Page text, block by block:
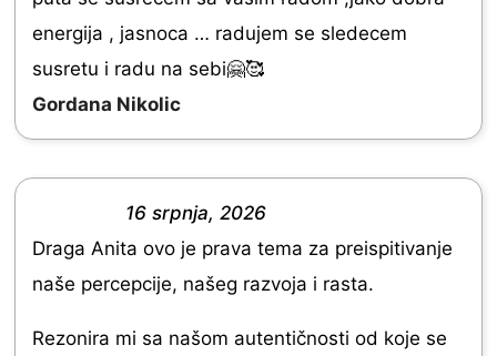
t
o
f
5
e
u
t
o
energija , jasnoca … radujem se sledecem
susretu i radu na sebi🤗🥰
Gordana Nikolic
t
e
16 srpnja, 2026
Draga Anita ovo je prava tema za preispitivanje
naše percepcije, našeg razvoja i rasta.
Rezonira mi sa našom autentičnosti od koje se